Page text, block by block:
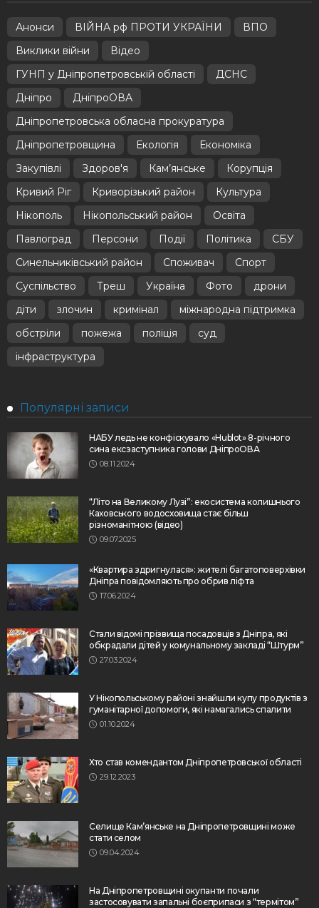
Анонси ВІЙНА рф ПРОТИ УКРАЇНИ
ВПО
Виклики війни
Відео
ГУНП у Дніпропетровській області
ДСНС
Дніпро
ДніпроОВА
Дніпропетровська обласна прокуратура
Дніпропетровщина
Екологія
Економіка
Закупівлі
Здоров'я Кам’янське
Корупція
Кривий Ріг
Криворізький район
Культура
Нікополь
Нікопольський район
Освіта
Павлоград
Персони Події Політика
СБУ
Синельниківський район
Споживач
Спорт
Суспільство
Треш Україна Фото
дрони
діти
злочин кримінал
міжнародна підтримка
обстріли
пожежа поліція
суд
інфраструктура
Популярні записи
НАБУ ледь не конфіскувало «Hublot» 8-річного
сина ексзаступника голови ДніпроОВА
08.11.2024
“Літо на Великому Лузі”: екосистема колишнього
Каховського водосховища стає більш
різноманітною (відео)
09.07.2025
«Квартира здригнулася»: жителі багатоповерхівки
Дніпра повідомляють про обрив ліфта
17.06.2024
Стали відомі прізвища посадовців з Дніпра, які
обкрадали дітей у комунальному закладі “Штурм”
27.03.2024
У Нікопольському районі знайшли купу продуктів з
гуманітарної допомоги, які намагались спалити
01.10.2024
Хто став комендантом Дніпропетровської області
29.12.2023
Селище Кам’янське на Дніпропетровщині може
стати селом
09.04.2024
На Дніпропетровщині окупанти почали
застосовувати запальні боєприпаси з “термітом”